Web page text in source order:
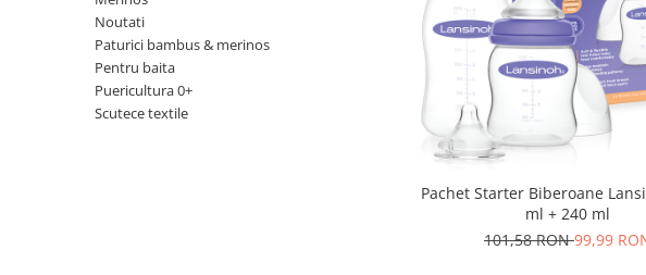
Suzete Silicon
Try It Bibs Denmark
Noutati
Paturici bambus & merinos
Pentru baita
Puericultura 0+
Scutece textile
Pachet Starter Biberoane
ml + 240 ml
101,58 RON99,99